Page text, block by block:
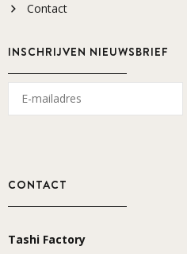
Contact
INSCHRIJVEN NIEUWSBRIEF
CONTACT
Tashi Factory